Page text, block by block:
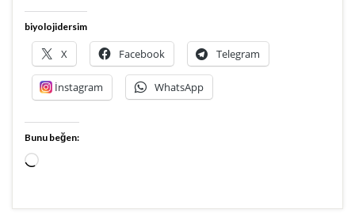
biyolojidersim
X Facebook Telegram
İnstagram WhatsApp
Bunu beğen:
Yükleniyor...